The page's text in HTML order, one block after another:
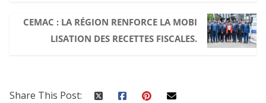
CEMAC : LA RÉGION RENFORCE LA MOBI
LISATION DES RECETTES FISCALES.
Share This Post: